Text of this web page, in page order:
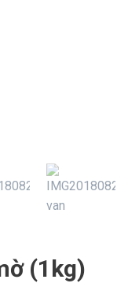
(1kg)